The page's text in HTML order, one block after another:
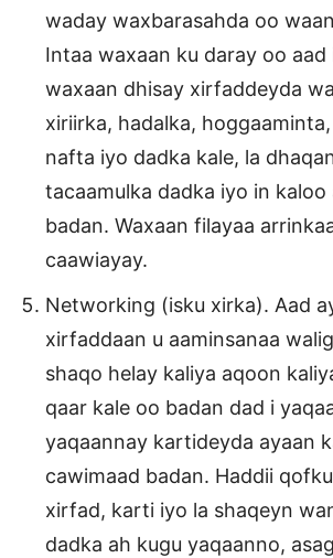
waday waxbarasahda oo
Intaa waxaan ku daray oo aad
waxaan dhisay xirfaddeyda
xiriirka, hadalka,
nafta iyo dadka kale, la
tacaamulka dadka iyo in kaloo
badan. Waxaan filayaa
caawiayay.
Networking (isku xirka). Aad
xirfaddaan u aaminsanaa
shaqo helay kaliya aqoon
qaar kale oo badan dad i
yaqaannay kartideyda ayaan
cawimaad badan. Haddii
xirfad, karti iyo la shaqeyn
dadka ah kugu yaqaanno,